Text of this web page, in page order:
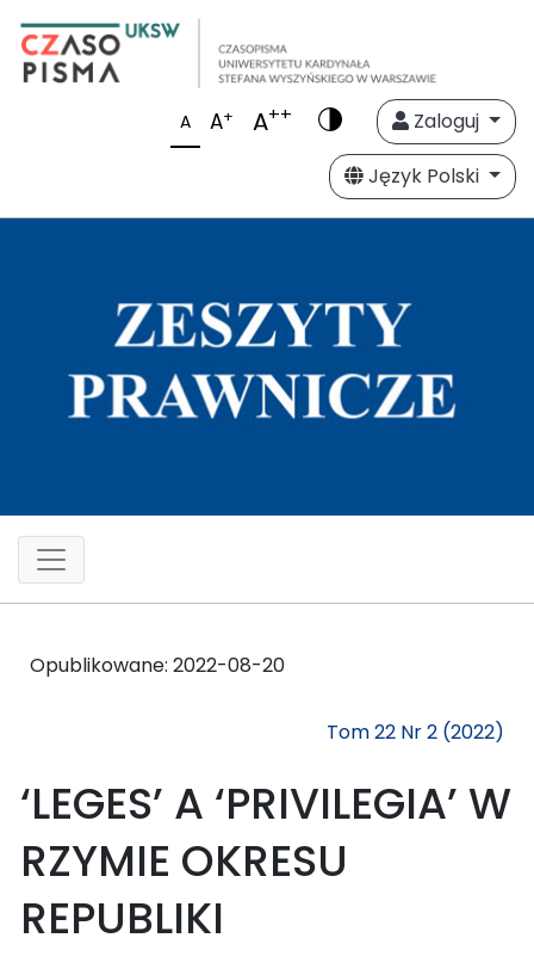
A A+ A++
Zaloguj
Język Polski
Opublikowane: 2022-08-20
Tom 22 Nr 2 (2022)
‘LEGES’ A ‘PRIVILEGIA’ W
RZYMIE OKRESU
REPUBLIKI